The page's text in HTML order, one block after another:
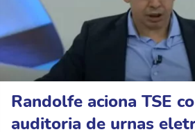
Randolfe aciona TSE
auditoria de urnas